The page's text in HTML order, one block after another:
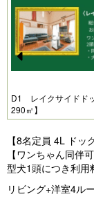
Pr
e
vi
o
u
s
D1 レイクサイドド
290㎡】
【8名定員 4L ドッ
【ワンちゃん同
型犬1頭につき利用
リビング+洋室4ル